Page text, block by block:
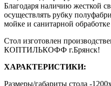
Благодаря наличию жесткой
осуществлять рубку
мойке и санитарной
Стол изготовлен
КОПТИЛЬКОФФ г.Брянск!
ХАРАКТЕРИСТИКИ:
Размеры/габариты стола -